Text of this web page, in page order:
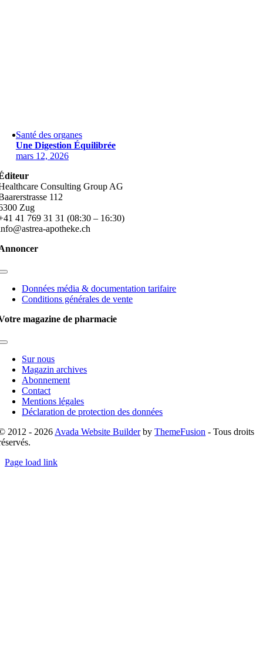
Santé des organes
Une Digestion Équilibrée
mars 12, 2026
Consulting Group AG
112
Zug
41 769 31 31 (08:30 – 16:30)
apotheke.ch
Toggle
NavigationDonnées média & documentation tarifaire
Conditions générales de vente
magazine de pharmacie
Toggle
NavigationSur nous
Magazin archives
Abonnement
Contact
Mentions légales
Déclaration de protection des données
2012 - 2026 Avada Website BuilderbyThemeFusion - Tous droits
Page load link